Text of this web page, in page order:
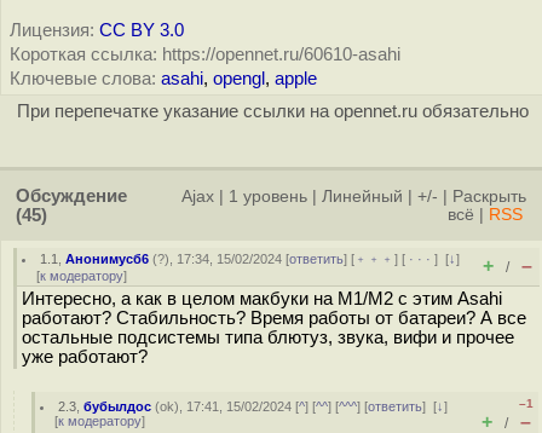
Лицензия: CC BY 3.0
Короткая ссылка: https://opennet.ru/60610-asahi
Ключевые слова: asahi, opengl , apple
При перепечатке указание ссылки на opennet.ru обязательно
Обсуждение
(45)
Ajax 1 уровень Линейный +/-
Раскрыть
всё
RSS
1.1 ,Анонимусб6 (?), 17:34, 15/02/2024 [ответить] [ ﹢﹢﹢] [ · · ·][↓]
[к модератору] + / –
Интересно, а как в целом макбуки на М1/М2 с этим Asahi
работают? Стабильность? Время работы от батареи? А все
остальные подсистемы типа блютуз, звука, вифи и прочее
уже работают?
2.3 ,бубылдос (ok), 17:41, 15/02/2024 [^] [^^] [^^^] [ответить][↓]
[к модератору]
–1
+ / –